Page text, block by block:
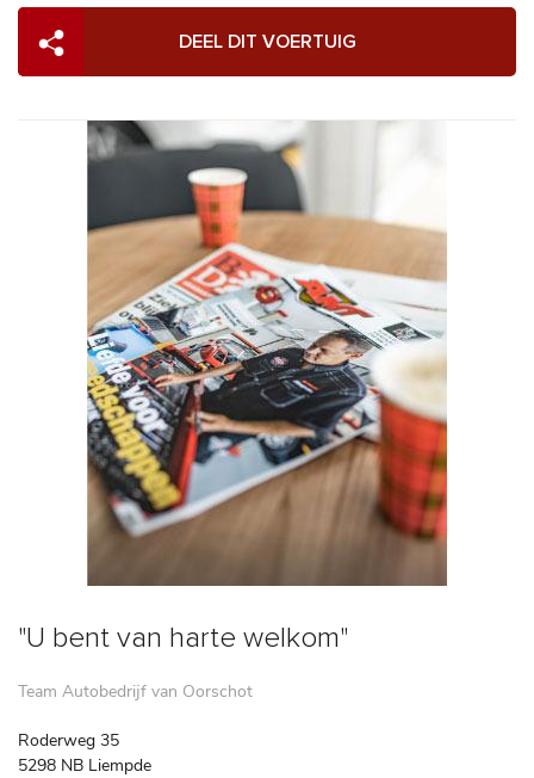
DEEL DIT VOERTUIG
"U bent van harte welkom"
Team Autobedrijf van Oorschot
Roderweg 35
5298 NB Liempde